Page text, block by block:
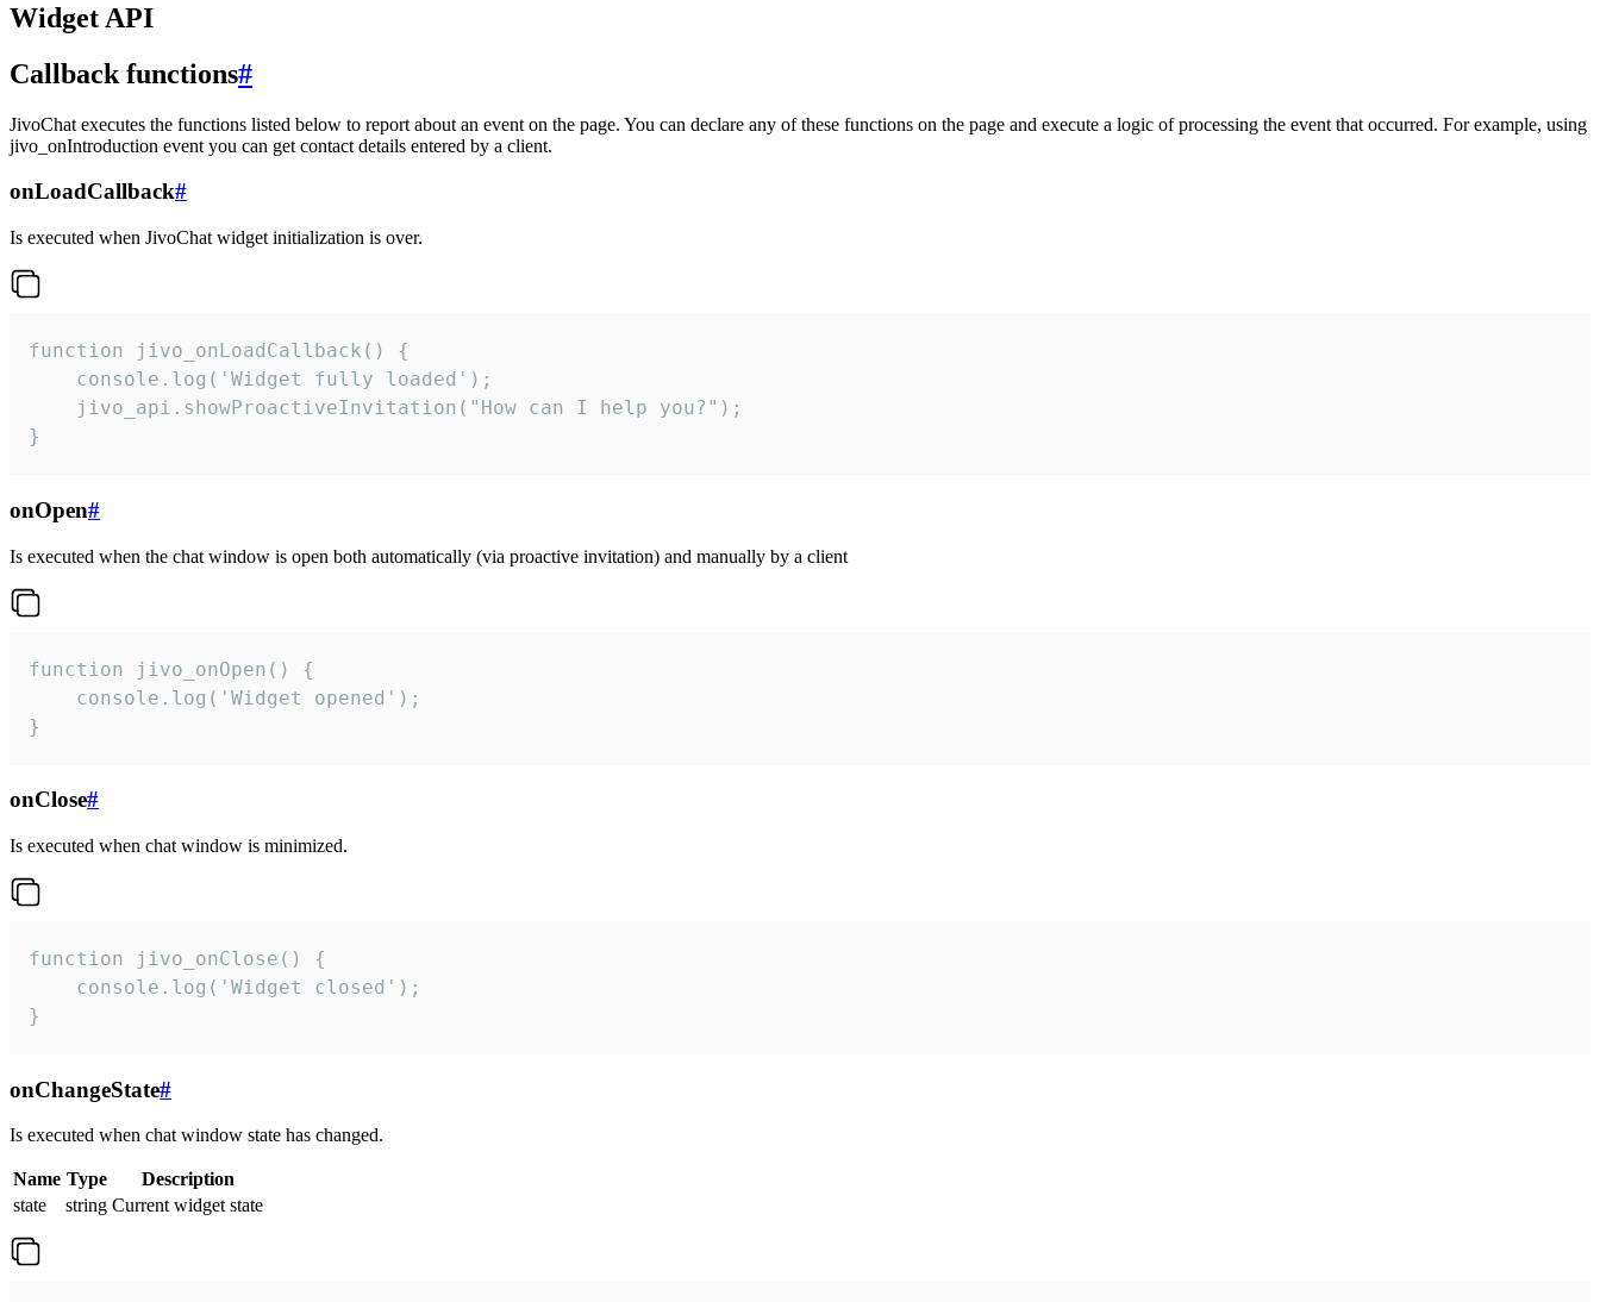
Widget API
Callback functions#
JivoChat executes the functions listed below to report about an event on the page. You can declare any of these functions on the page and execute a logic of processing the event that occurred. For example, using
jivo_onIntroduction event you can get contact details entered by a client.
onLoadCallback#
Is executed when JivoChat widget initialization is over.
function jivo_onLoadCallback() {
    console.log('Widget fully loaded');
    jivo_api.showProactiveInvitation("How can I help you?");
}
onOpen#
Is executed when the chat window is open both automatically (via proactive invitation) and manually by a client
function jivo_onOpen() {
    console.log('Widget opened');
}
onClose#
Is executed when chat window is minimized.
function jivo_onClose() {
    console.log('Widget closed');
}
onChangeState#
Is executed when chat window state has changed.
Name Type
Description
state
string Current widget state